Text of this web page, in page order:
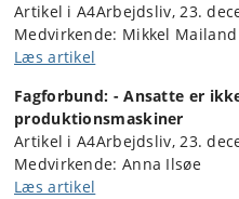
Artikel i A4Arbejdsliv, 23.
Medvirkende: Mikkel
Læs artikel
Fagforbund: - Ansatte er
produktionsmaskiner
Artikel i A4Arbejdsliv, 23.
Medvirkende: Anna Ilsøe
Læs artikel